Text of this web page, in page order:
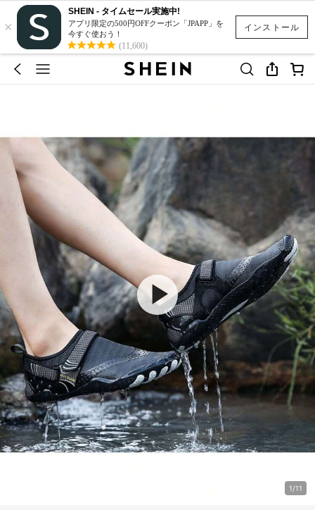
インストール
×
SHEIN - タイムセール実施中!
アプリ限定の500円OFFクーポン「JPAPP」を
今すぐ使おう！
(11,600)
1/11